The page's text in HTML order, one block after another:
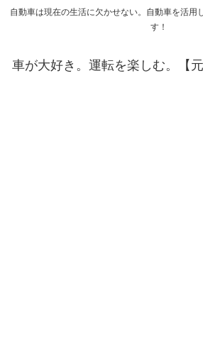
自動車は現在の生活に欠かせない。自動車を活用
す！
車が大好き。運転を楽しむ。【